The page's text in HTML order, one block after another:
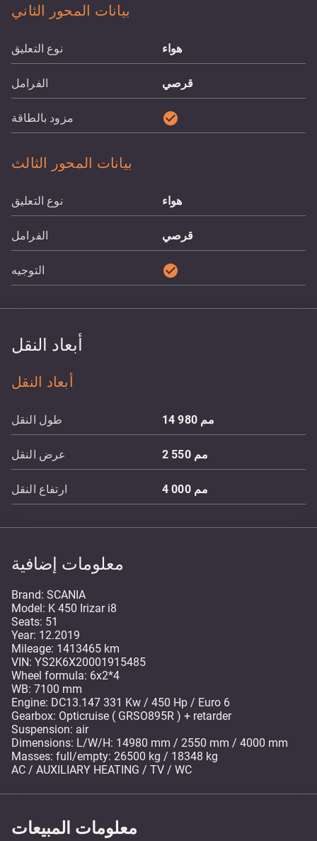
بيانات المحور الثاني
نوع التعليق هواء
الفرامل قرصي
مزود بالطاقة check_circle
بيانات المحور الثالث
نوع التعليق هواء
الفرامل قرصي
التوجيه check_circle
أبعاد النقل
أبعاد النقل
طول النقل 14 980 مم
عرض النقل 2 550 مم
ارتفاع النقل 4 000 مم
معلومات إضافية
Brand: SCANIA
Model: K 450 Irizar i8
Seats: 51
Year: 12.2019
Mileage: 1413465 km
VIN: YS2K6X20001915485
Wheel formula: 6x2*4
WB: 7100 mm
Engine: DC13.147 331 Kw / 450 Hp / Euro 6
Gearbox: Opticruise ( GRSO895R ) + retarder
Suspension: air
Dimensions: L/W/H: 14980 mm / 2550 mm / 4000 mm
Masses: full/empty: 26500 kg / 18348 kg
AC / AUXILIARY HEATING / TV / WC
معلومات المبيعات